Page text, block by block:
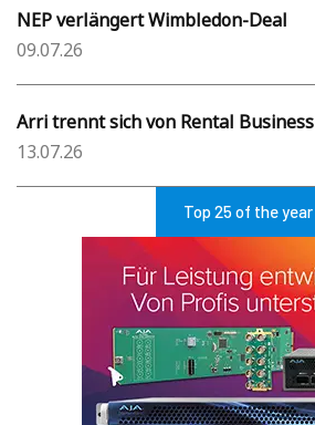
NEP verlängert Wimbledon-Deal
09.07.26
Arri trennt sich von Rental Business
13.07.26
Top 25 of the year